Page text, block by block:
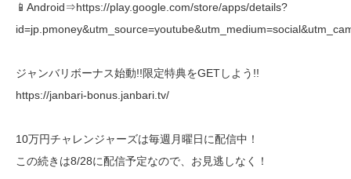
📱Android⇒https://play.google.com/store/apps/details?
ジャンバリボーナス始動!!限定特典をGETしよう!!
https://janbari-bonus.janbari.tv/
10万円チャレンジャーズは毎週月曜日に配信中！
この続きは8/28に配信予定なので、お見逃しなく！